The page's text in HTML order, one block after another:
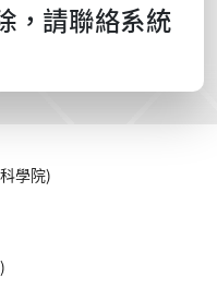
，請聯絡系統
學院)